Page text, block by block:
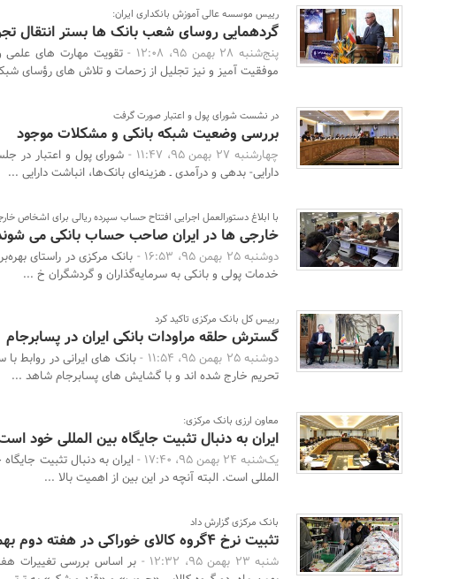
رییس موسسه عالی آموزش بانکداری ایران:
گردهمایی روسای شعب بانک ها بستر انتقال
پنج‌شنبه 28 بهمن 95، 12:08 -
تقویت مهارت های علمی
موفقیت آمیز و نیز تجلیل از زحمات و تلاش های رؤسای
در نشست شورای پول و اعتبار صورت گرفت
بررسی وضعیت شبکه بانکی و مشکلات موجود
چهارشنبه 27 بهمن 95، 11:47 -
شورای پول و اعتبار در
دارایی- بدهی و درآمدی ـ هزینه‌ای بانک‌ها، انباشت دارایی‌ ...
با ابلاغ دستورالعمل اجرایی افتتاح حساب سپرده ریالی برای اشخاص
خارجی ها در ایران صاحب حساب بانکی می
دوشنبه 25 بهمن 95، 16:53 -
بانک مرکزی در راستای
خدمات پولی و بانکی به سرمایه‌گذاران و گردشگران خ ...
رییس کل بانک مرکزی تاکید کرد
گسترش حلقه مراودات بانکی ایران در پسابرجام
دوشنبه 25 بهمن 95، 11:54 -
بانک های ایرانی در روابط
تحریم خارج شده اند و با گشایش های پسابرجام شاهد ...
معاون ارزی بانک مرکزی:
ایران به دنبال تثبیت جایگاه بین المللی خود
یک‌شنبه 24 بهمن 95، 17:40 -
ایران به دنبال تثبیت
المللی است. البته آنچه در این بین از اهمیت بالا ...
بانک مرکزی گزارش داد
تثبیت نرخ 4گروه کالای خوراکی در هفته دوم بهمن
شنبه 23 بهمن 95، 12:32 -